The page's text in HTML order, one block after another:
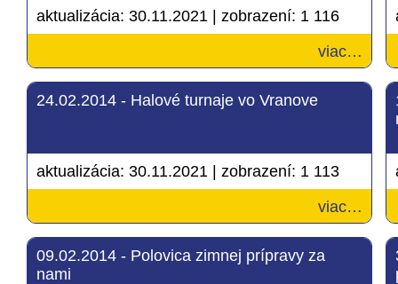
aktualizácia: 30.11.2021 zobrazení: 1 116
viac…
24.02.2014 - Halové turnaje vo Vranove
aktualizácia: 30.11.2021 zobrazení: 1 113
viac…
09.02.2014 - Polovica zimnej prípravy za
nami